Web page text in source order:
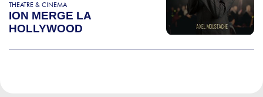
THEATRE & CINEMA
ION MERGE LA
HOLLYWOOD